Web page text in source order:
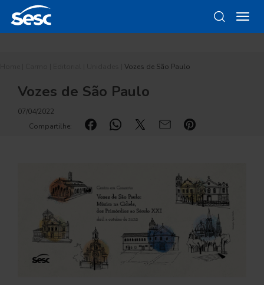
Vozes de São Paulo
Vozes de São Paulo
07/04/2022
Compartilhe: